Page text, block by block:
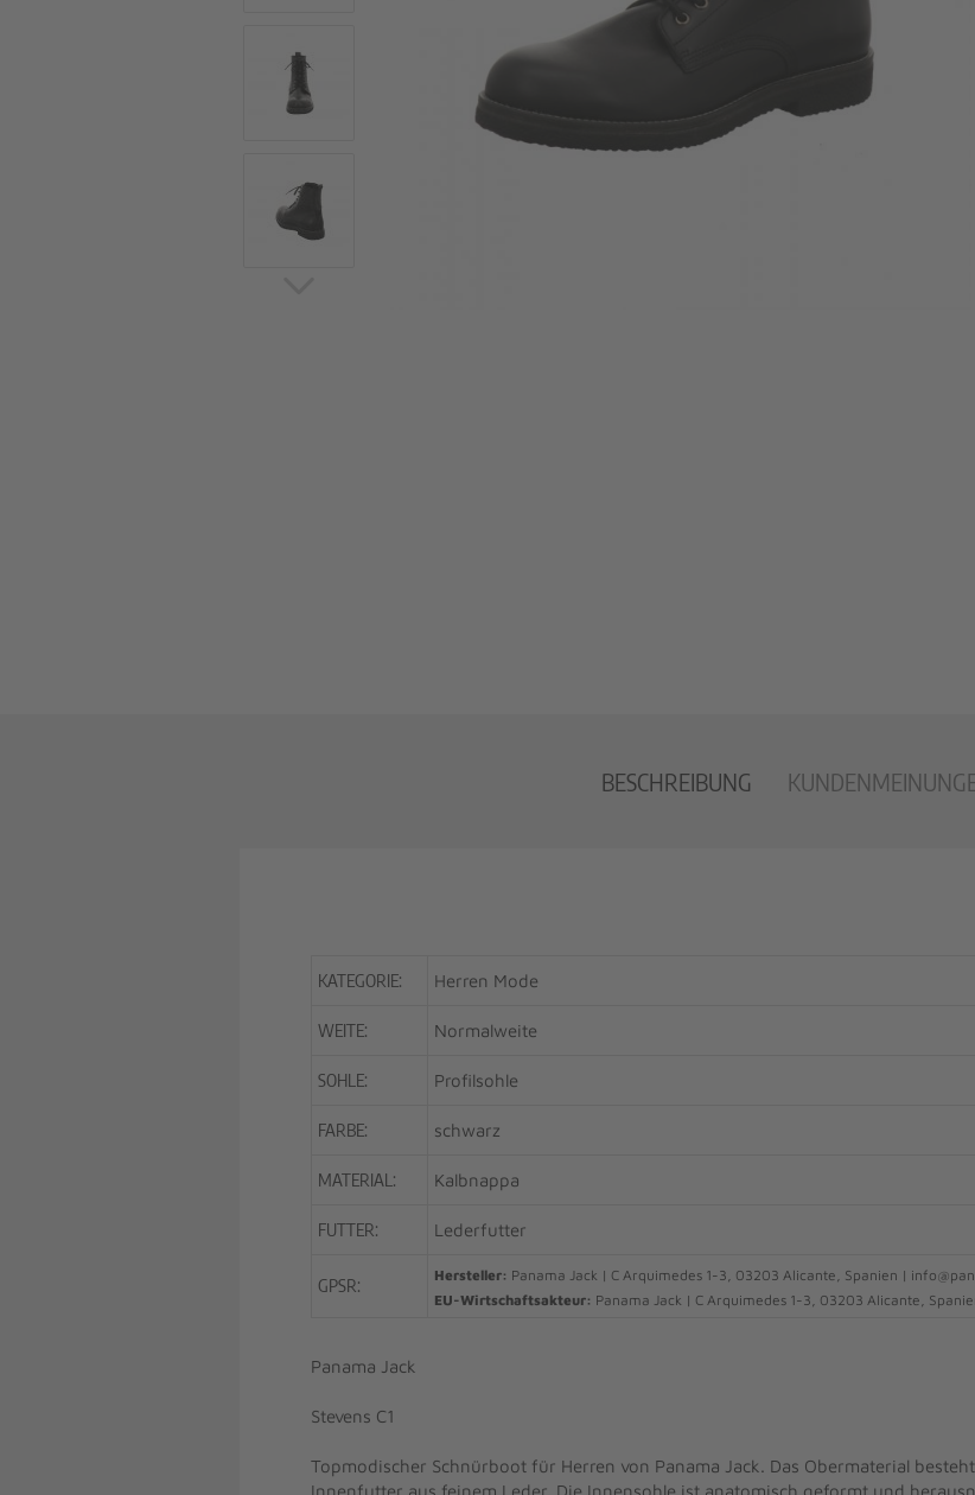
Jagdschuhe
Gummistiefel
Zwiegenähte Jagdschuhe
Outdoor
Socken und Strümpfe -
Angebote
Sandalen Komfort
Slipper Komfort
Stiefel Komfort
Stiefeletten Komfort
Sandaletten
BESCHREIBUNG
KATEGORIE: Herren Mode
WEITE: Normalweite
SOHLE: Profilsohle
FARBE: schwarz
MATERIAL: Kalbnappa
FUTTER: Lederfutter
GPSR: Hersteller: Panama Jack | C Arquimedes 1-3, 03203 Alicante, Spanien |
EU-Wirtschaftsakteur: Panama Jack | C Arquimedes 1-3, 03203 Alicante,
Panama Jack
Stevens C1
Topmodischer Schnürboot für Herren von Panama Jack. Das Obermaterial
Innenfutter aus feinem Leder. Die Innensohle ist anatomisch geformt und